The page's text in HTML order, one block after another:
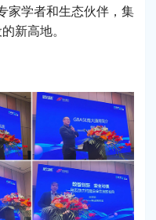
家学者和生态伙伴，集
新高地。